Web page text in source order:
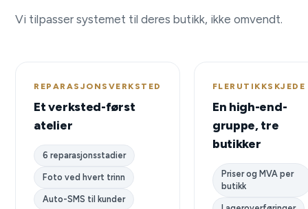
Vi tilpasser systemet til deres butikk, ikke omvendt.
REPARASJONSVERKSTED
Et verksted-først
atelier
6 reparasjonsstadier
Foto ved hvert trinn
Auto-SMS til kunder
FLERUTIKKSKJEDE
En high-end-
gruppe, tre
butikker
Priser og MVA per
butikk